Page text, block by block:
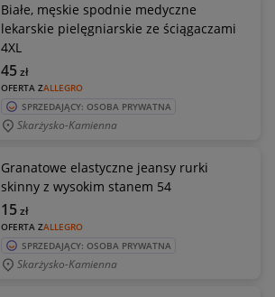
Białe, męskie spodnie medyczne
lekarskie pielęgniarskie ze ściągaczami
4XL
OFERTA ZALLEGRO
45zł
SPRZEDAJĄCY: OSOBA PRYWATNA
Skarżysko-Kamienna
Granatowe elastyczne jeansy rurki
skinny z wysokim stanem 54
OFERTA ZALLEGRO
15zł
SPRZEDAJĄCY: OSOBA PRYWATNA
Skarżysko-Kamienna